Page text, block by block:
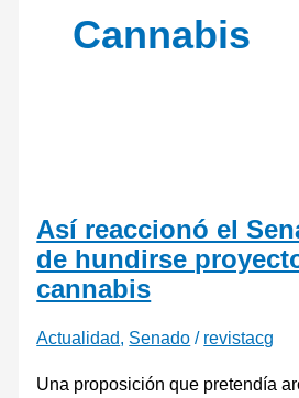
Cannabis
Así reaccionó el
de hundirse
cannabis
Actualidad, Senado / revistacg
Una proposición que pretendía